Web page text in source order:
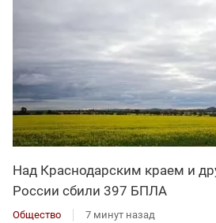
Над Краснодарским краем и
России сбили 397 БПЛА
Общество 7 минут назад